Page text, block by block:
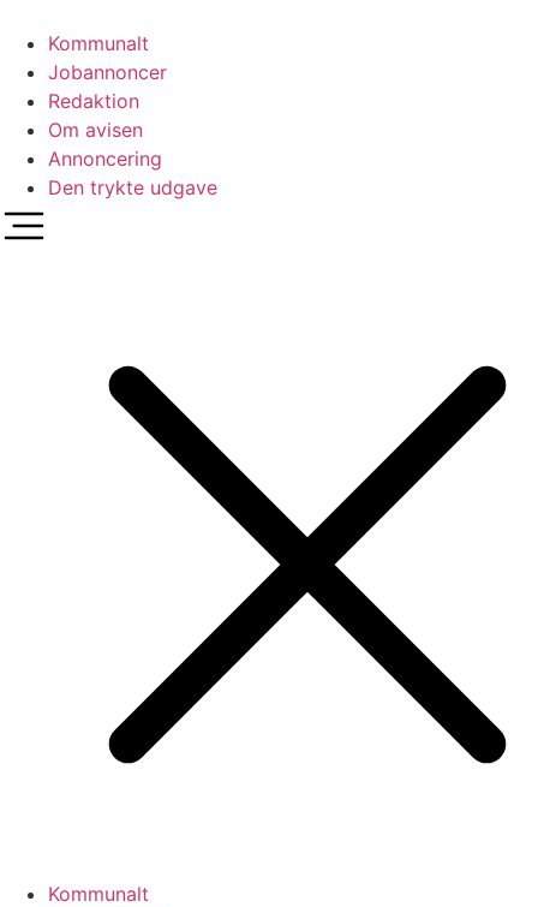
indhold
Kommunalt
Jobannoncer
Redaktion
Om avisen
Annoncering
Den trykte udgave
Kommunalt